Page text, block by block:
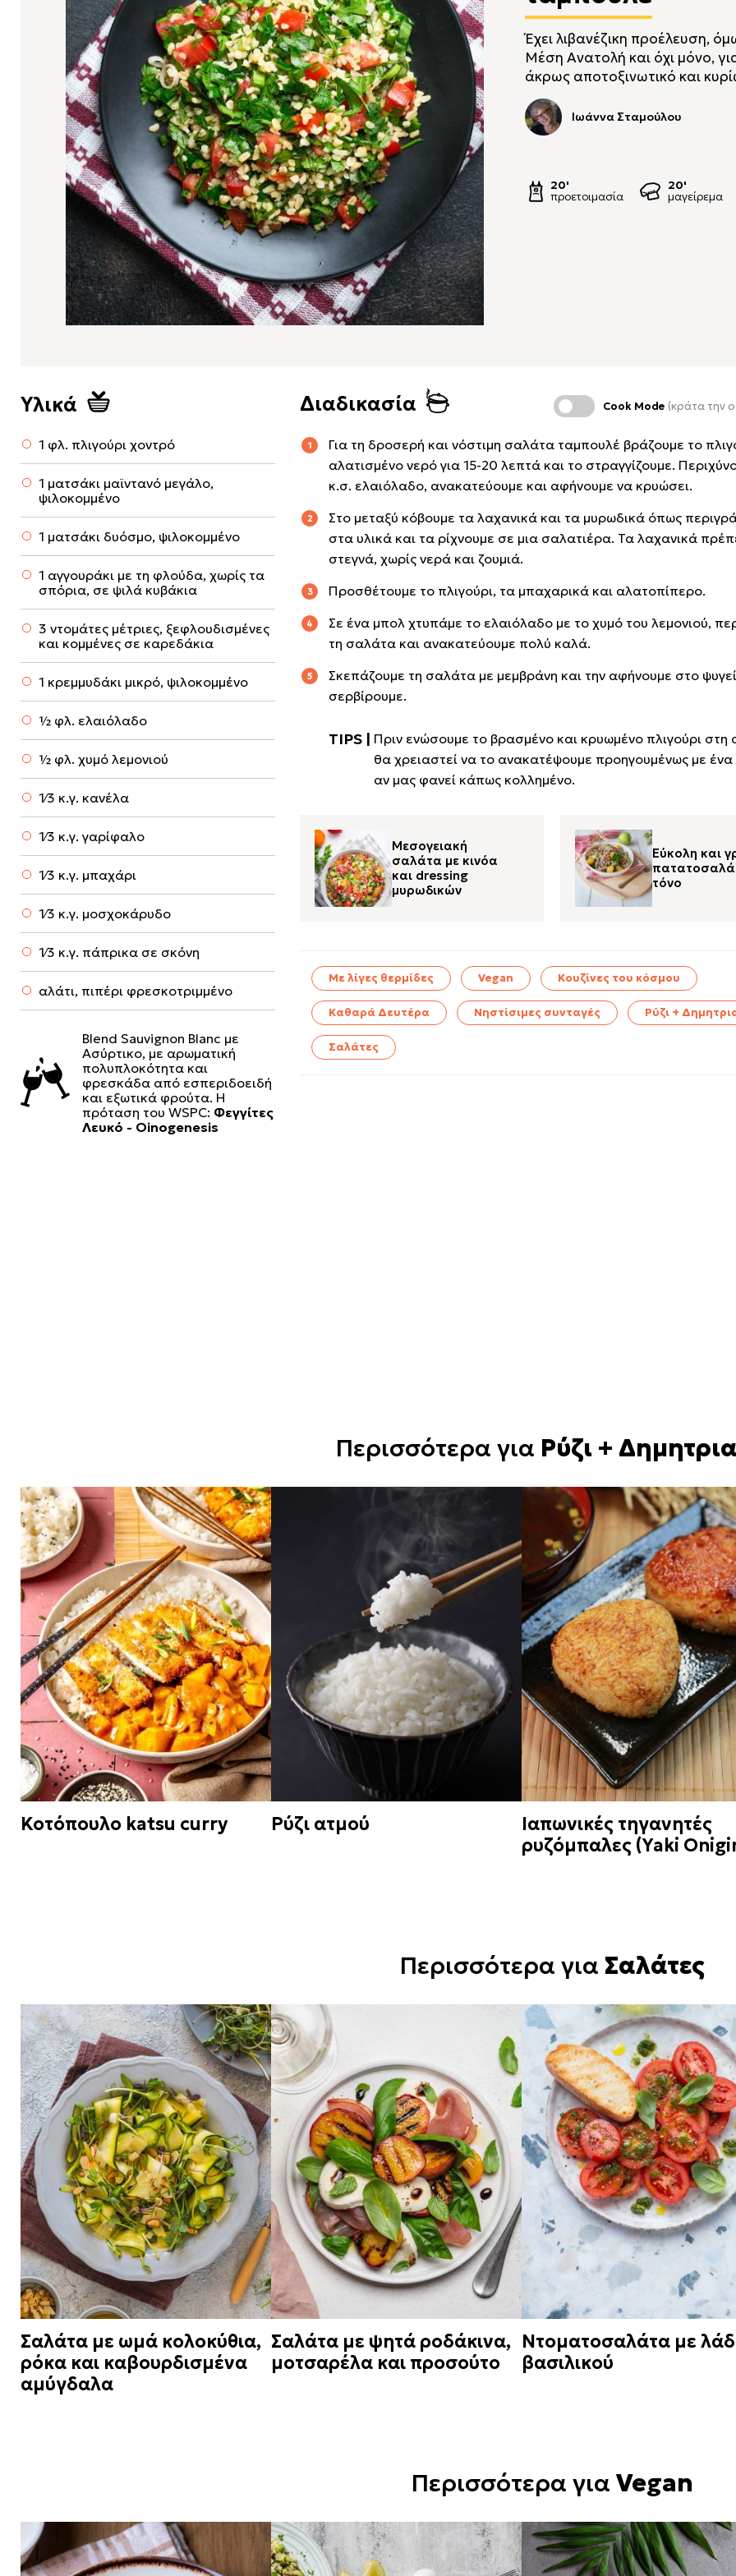
Έχει λιβανέζικη προέλευση,
Μέση Ανατολή και όχι μόνο,
άκρως αποτοξινωτικό και
Ιωάννα Σταμούλου
20'
προετοιμασία
20'
μαγείρεμα
Υλικά
1 φλ. πλιγούρι χοντρό
1 ματσάκι μαϊντανό μεγάλο,
ψιλοκομμένο
1 ματσάκι δυόσμο, ψιλοκομμένο
1 αγγουράκι με τη φλούδα, χωρίς τα
σπόρια, σε ψιλά κυβάκια
3 ντομάτες μέτριες, ξεφλουδισμένες
και κομμένες σε καρεδάκια
1 κρεμμυδάκι μικρό, ψιλοκομμένο
½ φλ. ελαιόλαδο
½ φλ. χυμό λεμονιού
1⁄3 κ.γ. κανέλα
1⁄3 κ.γ. γαρίφαλο
1⁄3 κ.γ. μπαχάρι
1⁄3 κ.γ. μοσχοκάρυδο
1⁄3 κ.γ. πάπρικα σε σκόνη
αλάτι, πιπέρι φρεσκοτριμμένο
Blend Sauvignon Blanc με
Ασύρτικο, με αρωματική
πολυπλοκότητα και
φρεσκάδα από εσπεριδοειδή
και εξωτικά φρούτα. Η
πρόταση του WSPC: Φεγγίτες
Λευκό - Oinogenesis
Διαδικασία Cook Mode (κράτα την
Για τη δροσερή και νόστιμη σαλάτα ταμπουλέ βράζουμε το
αλατισμένο νερό για 15-20 λεπτά και το στραγγίζουμε.
κ.σ. ελαιόλαδο, ανακατεύουμε και αφήνουμε να κρυώσει.
Στο μεταξύ κόβουμε τα λαχανικά και τα μυρωδικά όπως
στα υλικά και τα ρίχνουμε σε μια σαλατιέρα. Τα λαχανικά
στεγνά, χωρίς νερά και ζουμιά.
Προσθέτουμε το πλιγούρι, τα μπαχαρικά και αλατοπίπερο.
Σε ένα μπολ χτυπάμε το ελαιόλαδο με το χυμό του λεμονιού,
τη σαλάτα και ανακατεύουμε πολύ καλά.
Σκεπάζουμε τη σαλάτα με μεμβράνη και την αφήνουμε στο
σερβίρουμε.
Πριν ενώσουμε το βρασμένο και κρυωμένο πλιγούρι στη
θα χρειαστεί να το ανακατέψουμε προηγουμένως με ένα
αν μας φανεί κάπως κολλημένο.
Μεσογειακή
σαλάτα με κινόα
και dressing
μυρωδικών
Εύκολη και
τόνο
Με λίγες θερμίδες Vegan Κουζίνες του κόσμου
Καθαρά Δευτέρα Νηστίσιμες συνταγές Ρύζι +
Σαλάτες
Περισσότερα για Ρύζι +
Κοτόπουλο katsu curry Ρύζι ατμού
Ιαπωνικές τηγανητές
ρυζόμπαλες (Yaki
Περισσότερα για Σαλάτες
Σαλάτα με ωμά κολοκύθια,
ρόκα και καβουρδισμένα
αμύγδαλα
Σαλάτα με ψητά ροδάκινα,
μοτσαρέλα και προσούτο
Ντοματοσαλάτα με
βασιλικού
Περισσότερα για Vegan